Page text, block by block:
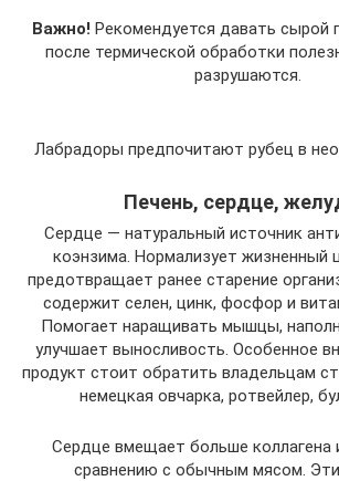
Важно! Рекомендуется давать сырой
после термической обработки
разрушаются.
Лабрадоры предпочитают рубец в
Печень, сердце,
Сердце — натуральный источник
коэнзима. Нормализует жизненный
предотвращает ранее старение
содержит селен, цинк, фосфор и
Помогает наращивать мышцы,
улучшает выносливость. Особенное
продукт стоит обратить владельцам
немецкая овчарка, ротвейлер,
Сердце вмещает больше коллагена
сравнению с обычным мясом.